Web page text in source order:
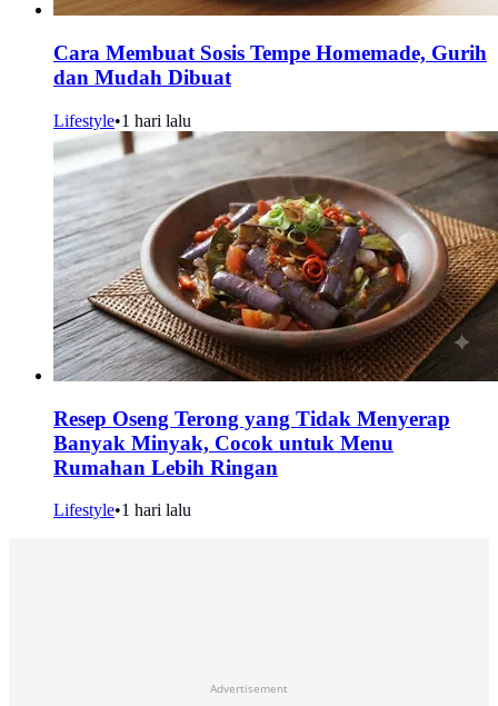
Cara Membuat Sosis Tempe Homemade, Gurih
dan Mudah Dibuat
Lifestyle•1 hari lalu
Resep Oseng Terong yang Tidak Menyerap
Banyak Minyak, Cocok untuk Menu
Rumahan Lebih Ringan
Lifestyle•1 hari lalu
Advertisement